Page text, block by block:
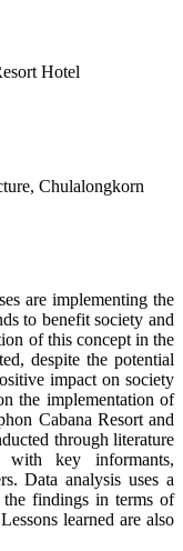
Hotel
Chulalongkorn
are implementing the
to benefit society and
of this concept in the
despite the potential
impact on society
the implementation of
Cabana Resort and
through literature
with key informants,
Data analysis uses a
the findings in terms of
learned are also